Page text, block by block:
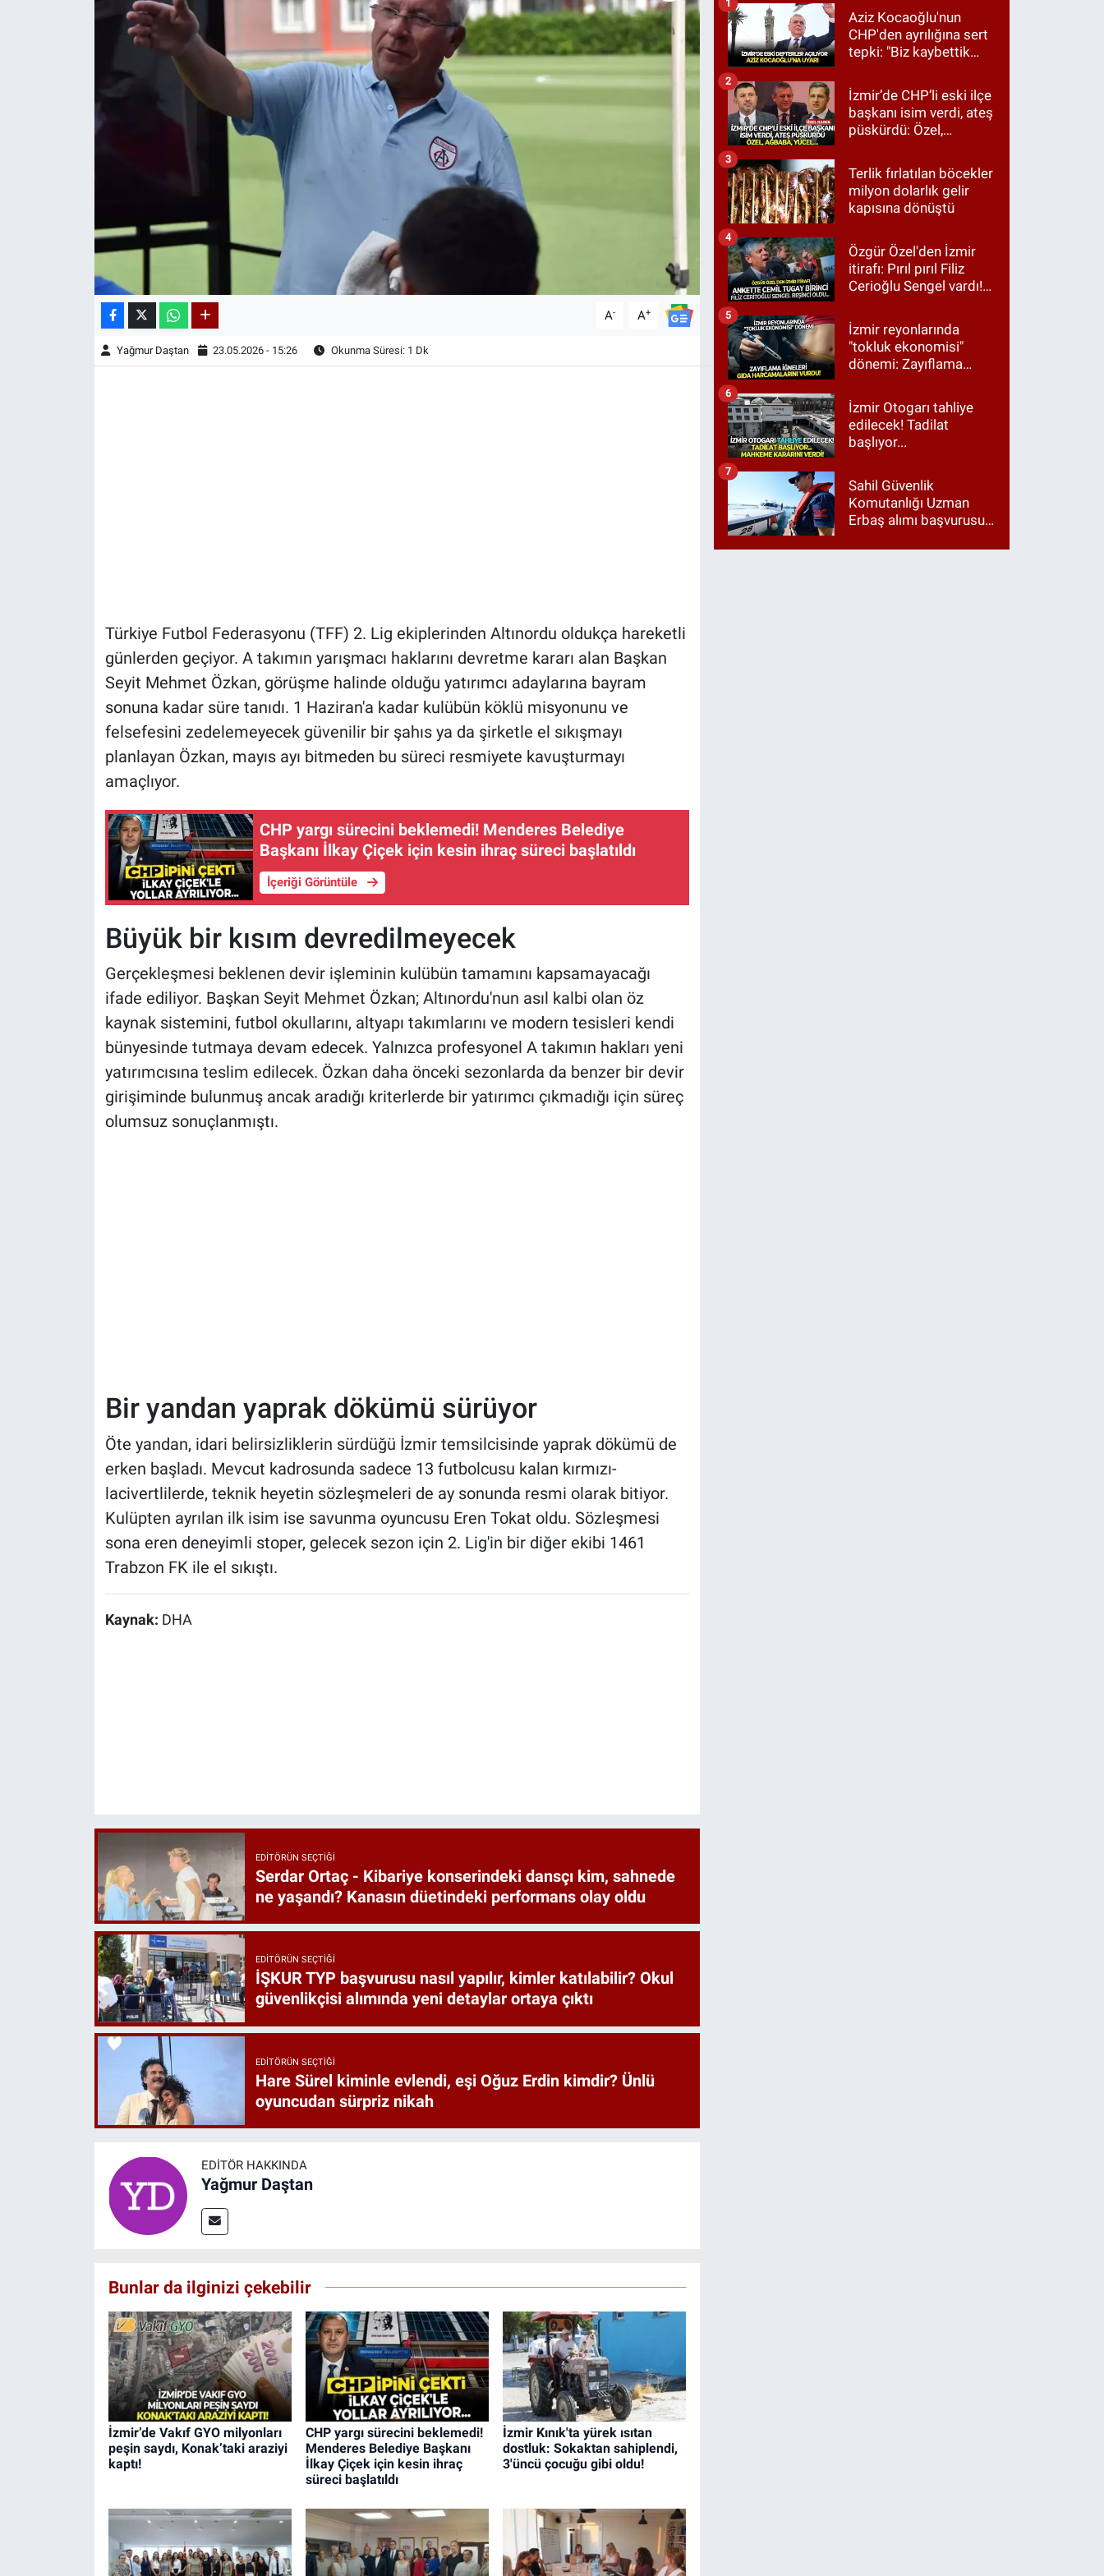
A- A+
Yağmur Daştan 23.05.2026 - 15:26 Okunma Süresi: 1 Dk
Türkiye Futbol Federasyonu (TFF) 2. Lig ekiplerinden Altınordu oldukça hareketli
günlerden geçiyor. A takımın yarışmacı haklarını devretme kararı alan Başkan
Seyit Mehmet Özkan, görüşme halinde olduğu yatırımcı adaylarına bayram
sonuna kadar süre tanıdı. 1 Haziran'a kadar kulübün köklü misyonunu ve
felsefesini zedelemeyecek güvenilir bir şahıs ya da şirketle el sıkışmayı
planlayan Özkan, mayıs ayı bitmeden bu süreci resmiyete kavuşturmayı
amaçlıyor.
CHP yargı sürecini beklemedi! Menderes Belediye
Başkanı İlkay Çiçek için kesin ihraç süreci başlatıldı
İçeriği Görüntüle
Büyük bir kısım devredilmeyecek
Gerçekleşmesi beklenen devir işleminin kulübün tamamını kapsamayacağı
ifade ediliyor. Başkan Seyit Mehmet Özkan; Altınordu'nun asıl kalbi olan öz
kaynak sistemini, futbol okullarını, altyapı takımlarını ve modern tesisleri kendi
bünyesinde tutmaya devam edecek. Yalnızca profesyonel A takımın hakları yeni
yatırımcısına teslim edilecek. Özkan daha önceki sezonlarda da benzer bir devir
girişiminde bulunmuş ancak aradığı kriterlerde bir yatırımcı çıkmadığı için süreç
olumsuz sonuçlanmıştı.
Bir yandan yaprak dökümü sürüyor
Öte yandan, idari belirsizliklerin sürdüğü İzmir temsilcisinde yaprak dökümü de
erken başladı. Mevcut kadrosunda sadece 13 futbolcusu kalan kırmızı-
lacivertlilerde, teknik heyetin sözleşmeleri de ay sonunda resmi olarak bitiyor.
Kulüpten ayrılan ilk isim ise savunma oyuncusu Eren Tokat oldu. Sözleşmesi
sona eren deneyimli stoper, gelecek sezon için 2. Lig'in bir diğer ekibi 1461
Trabzon FK ile el sıkıştı.
Kaynak: DHA
EDITÖRÜN SEÇTIĞI
Serdar Ortaç - Kibariye konserindeki dansçı kim, sahnede
ne yaşandı? Kanasın düetindeki performans olay oldu
EDITÖRÜN SEÇTIĞI
İŞKUR TYP başvurusu nasıl yapılır, kimler katılabilir? Okul
güvenlikçisi alımında yeni detaylar ortaya çıktı
EDITÖRÜN SEÇTIĞI
Hare Sürel kiminle evlendi, eşi Oğuz Erdin kimdir? Ünlü
oyuncudan sürpriz nikah
EDITÖR HAKKINDA
Yağmur Daştan
Bunlar da ilginizi çekebilir
İzmir’de Vakıf GYO milyonları
peşin saydı, Konak’taki araziyi
kaptı!
CHP yargı sürecini beklemedi!
Menderes Belediye Başkanı
İlkay Çiçek için kesin ihraç
süreci başlatıldı
İzmir Kınık'ta yürek ısıtan
dostluk: Sokaktan sahiplendi,
3'üncü çocuğu gibi oldu!
Aziz Kocaoğlu'nun
CHP'den ayrılığına sert
tepki: "Biz kaybettik
etmedik"
1
İzmir’de CHP’li eski ilçe
başkanı isim verdi, ateş
püskürdü: Özel,
2
Terlik fırlatılan böcekler
milyon dolarlık gelir
kapısına dönüştü
3
Özgür Özel'den İzmir
itirafı: Pırıl pırıl Filiz
Cerioğlu Sengel vardı!
Tugay birinci çıktı
4
İzmir reyonlarında
"tokluk ekonomisi"
dönemi: Zayıflama
harcamalarını vurdu!
5
İzmir Otogarı tahliye
edilecek! Tadilat
başlıyor...
6
Sahil Güvenlik
Komutanlığı Uzman
Erbaş alımı başvurusu
başvuru şartları neler?
7